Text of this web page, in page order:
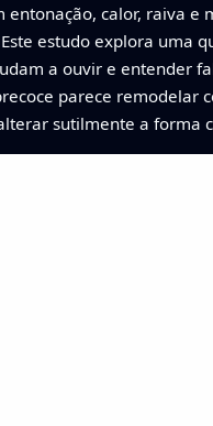
calor, raiva
estudo explora
a ouvir e entender
parece remodelar
sutilmente a forma